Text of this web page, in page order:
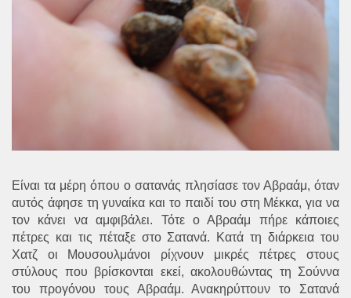
Είναι τα μέρη όπου ο σατανάς πλησίασε τον Αβραάμ, όταν
αυτός άφησε τη γυναίκα και το παιδί του στη Μέκκα, για να
τον κάνει να αμφιβάλει. Τότε ο Αβραάμ πήρε κάποιες
πέτρες και τις πέταξε στο Σατανά. Κατά τη διάρκεια του
Χατζ οι Μουσουλμάνοι ρίχνουν μικρές πέτρες στους
στύλους που βρίσκονται εκεί, ακολουθώντας τη Σούννα
του προγόνου τους Αβραάμ. Ανακηρύττουν το Σατανά